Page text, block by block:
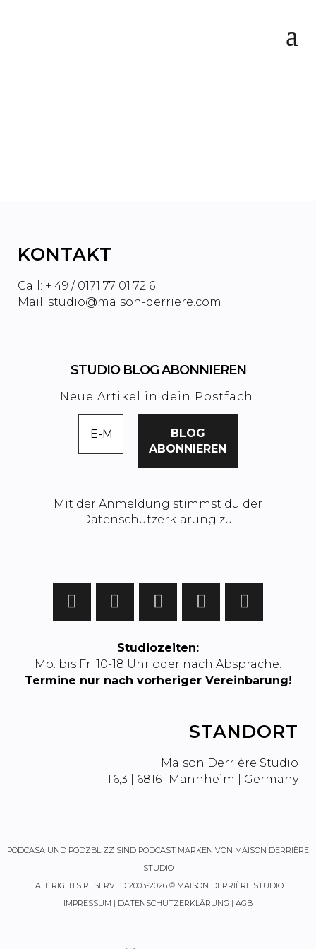
KONTAKT
Call: + 49 / 0171 77 01 72 6
Mail: studio@maison-derriere.com
STUDIO BLOG ABONNIEREN
Neue Artikel in dein Postfach.
Mit der Anmeldung stimmst du der
Datenschutzerklärung zu.
Studiozeiten:
Mo. bis Fr. 10-18 Uhr oder nach Absprache.
Termine nur nach vorheriger Vereinbarung!
STANDORT
Maison Derrière Studio
T6,3 | 68161 Mannheim | Germany
PODCASA UND PODZBLIZZ SIND PODCAST MARKEN VON MAISON DERRIÈRE
STUDIO
ALL RIGHTS RESERVED 2003-2026 © MAISON DERRIÈRE STUDIO
IMPRESSUM | DATENSCHUTZERKLÄRUNG | AGB